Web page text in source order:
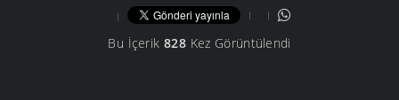
Bu İçerik 828Kez Görüntülendi